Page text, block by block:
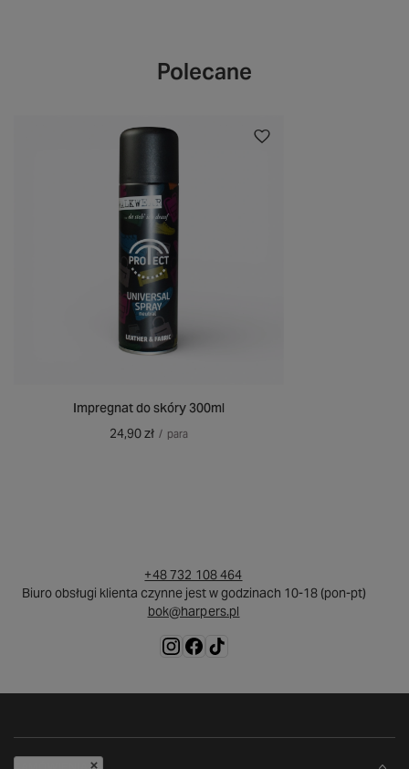
Polecane
Impregnat do skóry 300ml
24,90 zł / para
+48 732 108 464
Biuro obsługi klienta czynne jest w godzinach 10-18 (pon-pt)
bok@harpers.pl